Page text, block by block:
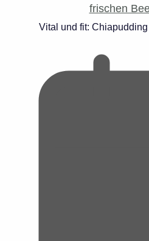
Vital und fit: